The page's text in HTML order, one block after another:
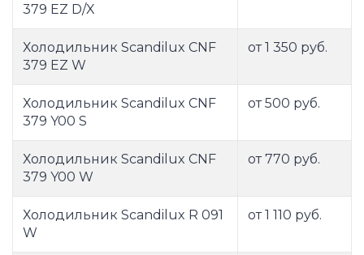
379 EZ D/X
Холодильник Scandilux CNF
379 EZ W
от 1 350 руб.
Холодильник Scandilux CNF
379 Y00 S
от 500 руб.
Холодильник Scandilux CNF
379 Y00 W
от 770 руб.
Холодильник Scandilux R 091
W
от 1 110 руб.